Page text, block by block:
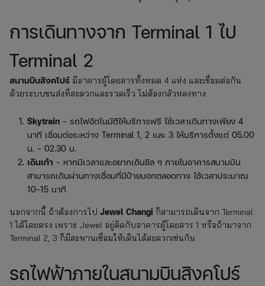
การเดินทางจาก Terminal 1 ไป
Terminal 2
สนามบินสิงคโปร์ มีอาคารผู้โดยสารทั้งหมด 4 แห่ง และเชื่อมต่อกัน
ด้วยระบบขนส่งที่สะดวกและรวดเร็ว ไม่ต้องกลัวหลงทาง
Skytrain – รถไฟอัตโนมัติให้บริการฟรี ใช้เวลาเดินทางเพียง 4
นาที เชื่อมต่อระหว่าง Terminal 1, 2 และ 3 ให้บริการตั้งแต่ 05.00
น. – 02.30 น.
เดินเท้า – หากมีเวลาและอยากเดินชิล ๆ ภายในอาคารสนามบิน
สามารถเดินผ่านทางเชื่อมที่มีป้ายบอกตลอดทาง ใช้เวลาประมาณ
10-15 นาที
นอกจากนี้ ถ้าต้องการไป Jewel Changi ก็สามารถเดินจาก Terminal
1 ได้โดยตรง เพราะ Jewel อยู่ติดกับอาคารผู้โดยสาร 1 หรือถ้ามาจาก
Terminal 2, 3 ก็มีสะพานเชื่อมให้เดินได้สะดวกเช่นกัน
รถไฟฟ้าภายในสนามบินสิงคโปร์